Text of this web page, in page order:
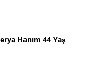
Hanım 44 Yaş